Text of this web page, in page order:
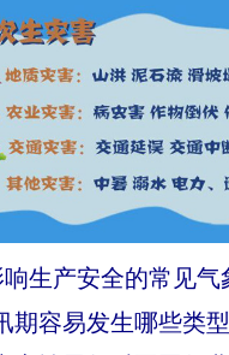
产安全的常见气
期容易发生哪些类